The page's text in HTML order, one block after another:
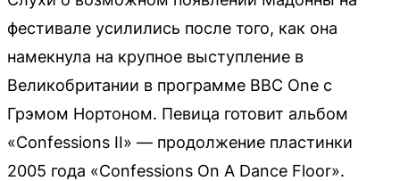
фестивале усилились после того, как она
намекнула на крупное выступление в
Великобритании в программе BBC One с
Грэмом Нортоном. Певица готовит альбом
«Confessions II» — продолжение пластинки
2005 года «Confessions On A Dance Floor».